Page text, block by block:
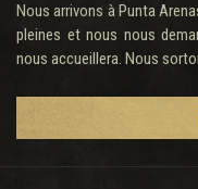
Nous arrivons à Punta
pleines et nous nous
nous accueillera. Nous